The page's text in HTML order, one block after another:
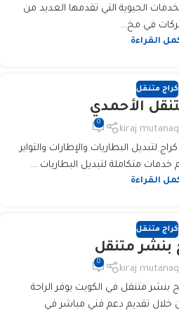
من الخدمات الحيوية التي تقدمها العديد من
في مخ...
القراءة
كراج متنقل
الأحمدي
kiraj
0
لتبديل البطاريات والإطارات والتواير
متكاملة لتبديل البطاريات ...
القراءة
كراج متنقل
بنشر متنقل
kiraj
0
متنقل في الكويت يوفر الراحة
خلال تقديم دعم فني مباشر في